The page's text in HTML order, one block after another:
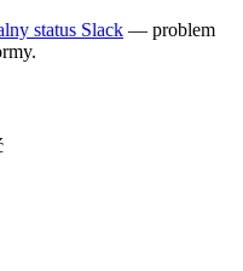
status Slack — problem